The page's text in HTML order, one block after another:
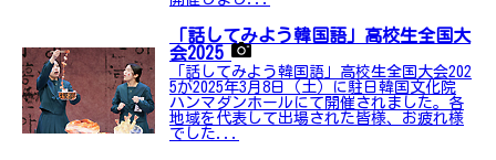
「話してみよう韓国語」高校生全国大
会2025
「話してみよう韓国語」高校生全国大会202
5が2025年3月8日（土）に駐日韓国文化院
ハンマダンホールにて開催されました。各
地域を代表して出場された皆様、お疲れ様
でした...